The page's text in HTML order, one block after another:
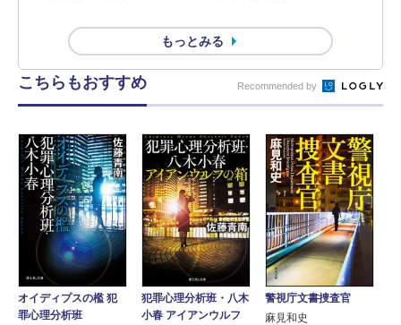
もっとみる
こちらもおすすめ Recommended by
オイディプスの檻 犯
罪心理分析班
犯罪心理分析班・八木
小春 アイアンウルフ
警視庁文書捜査官
麻見和史